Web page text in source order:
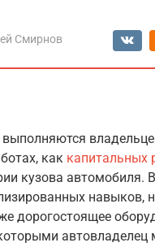
Смирнов
как капитальных
кузова автомобиля.
навыков,
дорогостоящее
автовладелец